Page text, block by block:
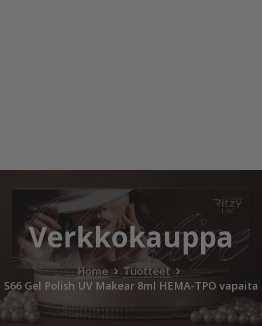
Verkkokauppa
Home
Tuotteet
S66 Gel Polish UV Makear 8ml HEMA-TPO vapaita